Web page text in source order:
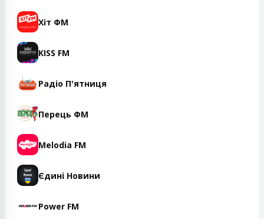
Хіт ФМ
KISS FM
Радіо П'ятниця
Перець ФМ
Melodia FM
Єдині Новини
Power FM